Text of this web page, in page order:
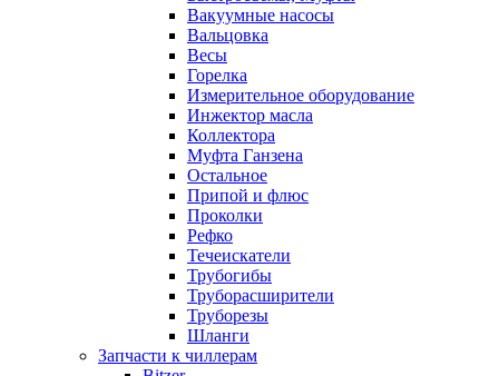
Вакуумные насосы
Вальцовка
Весы
Горелка
Измерительное оборудование
Инжектор масла
Коллектора
Муфта Ганзена
Остальное
Припой и флюс
Проколки
Рефко
Течеискатели
Трубогибы
Труборасширители
Труборезы
Шланги
Запчасти к чиллерам